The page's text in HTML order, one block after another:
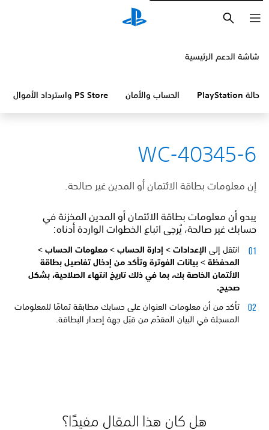
شاشة الدعم الرئيسية
حالة PlayStation الحساب والأمان PS Store واسترداد الأموال
WC-40345-6
إن معلومات بطاقة الائتمان أو المدين غير صالحة.
يبدو أن معلومات بطاقة الائتمان أو المدين المخزنة في
حسابك غير صالحة، يُرجى اتباع الخطوات الواردة أدناه:
انتقل إلى الإعدادات > إدارة الحساب > معلومات الحساب >
المحفظة > بيانات الفوترة وتأكد من إدخال تفاصيل بطاقة
الائتمان الخاصة بك، بما في ذلك تاريخ انتهاء الصلاحية، بشكل
صحيح.
تأكد من أن معلومات العنوان على حسابك مطابقة تمامًا للمعلومات
المسجلة في البيان المقدّم من قبَل جهة إصدار البطاقة.
هل كان هذا المقال مفيدًا؟